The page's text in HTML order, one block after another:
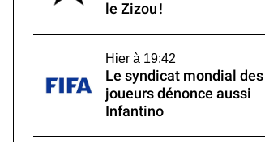
le Zizou !
Hier à 19:42
Le syndicat mondial des
joueurs dénonce aussi
Infantino